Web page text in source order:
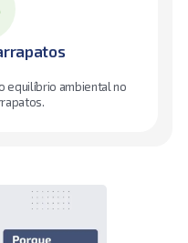
equilíbrio ambiental no